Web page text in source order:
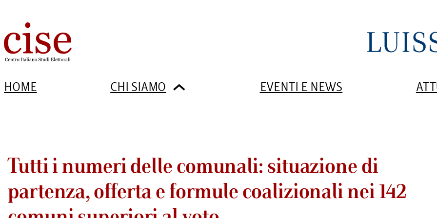
HOME CHI SIAMO EVENTI E NEWS
Tutti i numeri delle comunali: situazione di
partenza, offerta e formule coalizionali nei 142